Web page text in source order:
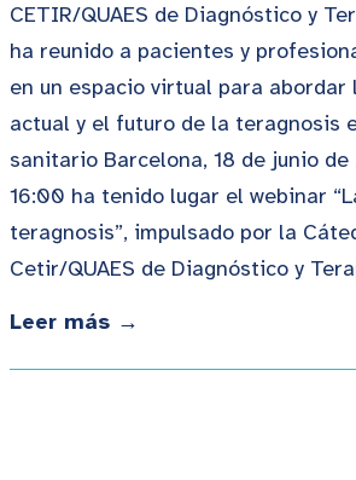
CETIR/QUAES de Diagnóstico y
ha reunido a pacientes y
en un espacio virtual para abordar
actual y el futuro de la teragnosis
sanitario Barcelona, 18 de junio
16:00 ha tenido lugar el webinar
teragnosis”, impulsado por la
Cetir/QUAES de Diagnóstico y
Leer más →